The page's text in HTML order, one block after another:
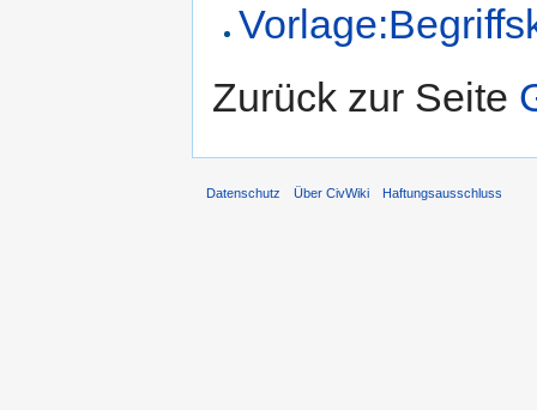
Zurück zur Seite
Datenschutz Über CivWiki Haftungsausschluss